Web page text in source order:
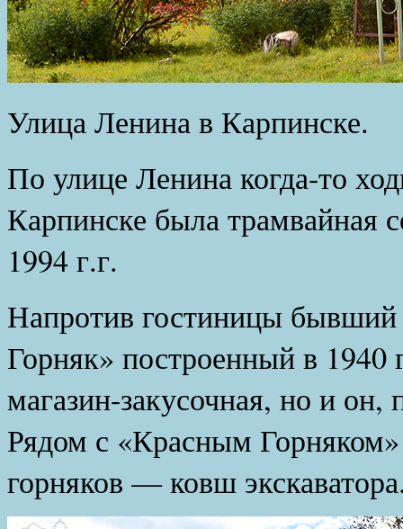
Улица Ленина в Карпинске.
По улице Ленина когда-то
Карпинске была трамвайная
1994 г.г.
Напротив гостиницы
Горняк» построенный в 1940
магазин-закусочная, но и
Рядом с «Красным
горняков — ковш